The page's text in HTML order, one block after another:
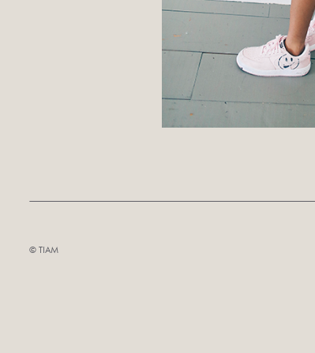
©︎ TIAM